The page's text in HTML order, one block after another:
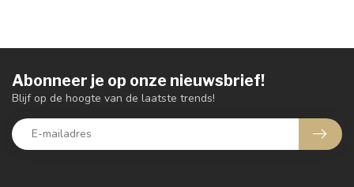
Abonneer je op onze nieuwsbrief!
Blijf op de hoogte van de laatste trends!